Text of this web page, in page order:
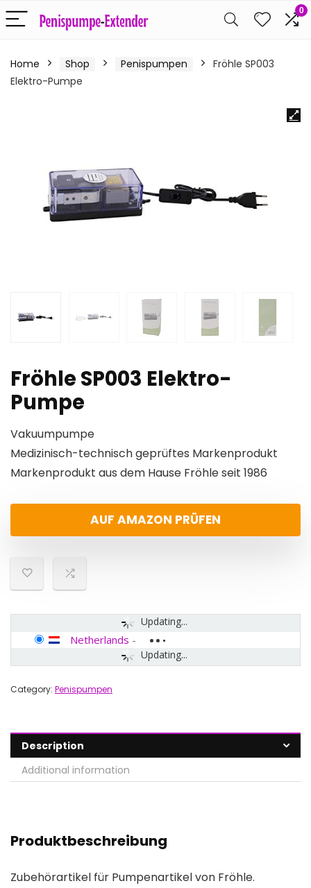
0
Home Shop Penispumpen
Fröhle SP003
Elektro-Pumpe
Fröhle SP003 Elektro-
Pumpe
Vakuumpumpe
Medizinisch-technisch geprüftes Markenprodukt
Markenprodukt aus dem Hause Fröhle seit 1986
AUF AMAZON PRÜFEN
Updating...
Updating...
Netherlands -
Category: Penispumpen
Description
Additional information
Produktbeschreibung
Zubehörartikel für Pumpenartikel von Fröhle.